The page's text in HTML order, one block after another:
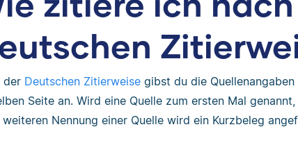
der Deutschen Zitierweisegibst du die Quellenangaben
Seite an. Wird eine Quelle zum ersten Mal
weiteren Nennung einer Quelle wird ein Kurzbeleg